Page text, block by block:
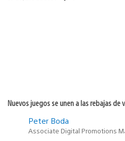
Nuevos juegos se unen a las rebajas
Peter Boda
Associate Digital Promotions